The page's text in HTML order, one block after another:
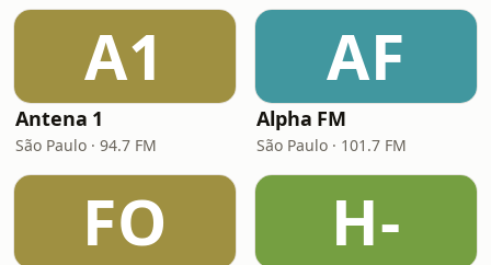
A1
Antena 1
São Paulo · 94.7 FM
AF
Alpha FM
São Paulo · 101.7 FM
FO H-